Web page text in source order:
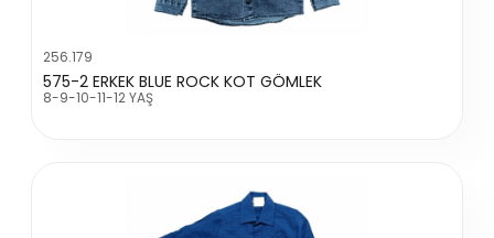
256.179
575-2 ERKEK BLUE ROCK KOT GÖMLEK
8-9-10-11-12 YAŞ